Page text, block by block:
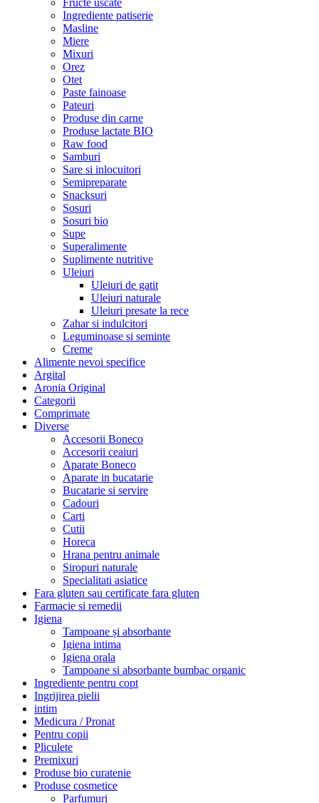
Ingrediente patiserie
Masline
Miere
Mixuri
Orez
Otet
Paste fainoase
Pateuri
Produse din carne
Produse lactate BIO
Raw food
Samburi
Sare si inlocuitori
Semipreparate
Snacksuri
Sosuri
Sosuri bio
Supe
Superalimente
Suplimente nutritive
Uleiuri
Uleiuri de gatit
Uleiuri naturale
Uleiuri presate la rece
Zahar si indulcitori
Leguminoase si seminte
Creme
Alimente nevoi specifice
Argital
Aronia Original
Categorii
Comprimate
Diverse
Accesorii Boneco
Accesorii ceaiuri
Aparate Boneco
Aparate in bucatarie
Bucatarie si servire
Cadouri
Carti
Cutii
Horeca
Hrana pentru animale
Siropuri naturale
Specialitati asiatice
Fara gluten sau certificate fara gluten
Farmacie si remedii
Igiena
Tampoane și absorbante
Igiena intima
Igiena orala
Tampoane si absorbante bumbac organic
Ingrediente pentru copt
Ingrijirea pielii
intim
Medicura / Pronat
Pentru copii
Pliculete
Premixuri
Produse bio curatenie
Produse cosmetice
Parfumuri